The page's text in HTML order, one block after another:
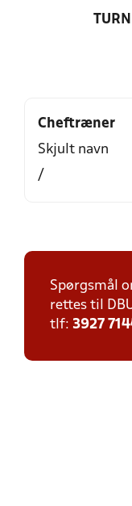
Cheftræner
Skjult navn
/
Spørgsmål
rettes til
tlf: 3927